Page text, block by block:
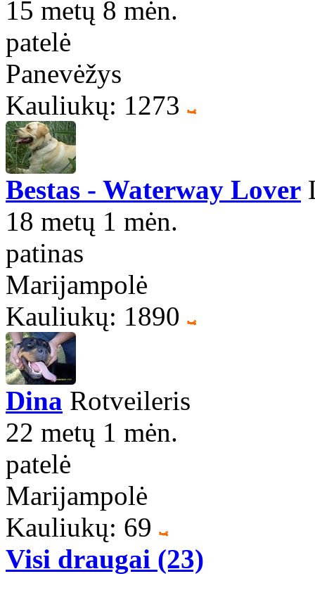
15 metų 8 mėn.
patelė
Panevėžys
Kauliukų: 1273
Bestas - Waterway Lover
18 metų 1 mėn.
patinas
Marijampolė
Kauliukų: 1890
Dina Rotveileris
22 metų 1 mėn.
patelė
Marijampolė
Kauliukų: 69
Visi draugai (23)